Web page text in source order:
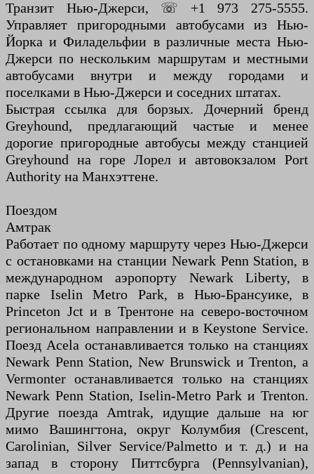
Транзит Нью-Джерси, ☏ +1 973 275-5555.
Управляет пригородными автобусами из Нью-
Йорка и Филадельфии в различные места Нью-
Джерси по нескольким маршрутам и местными
автобусами внутри и между городами и
поселками в Нью-Джерси и соседних штатах.
Быстрая ссылка для борзых. Дочерний бренд
Greyhound, предлагающий частые и менее
дорогие пригородные автобусы между станцией
Greyhound на горе Лорел и автовокзалом Port
Authority на Манхэттене.
Поездом
Амтрак
Работает по одному маршруту через Нью-Джерси
с остановками на станции Newark Penn Station, в
международном аэропорту Newark Liberty, в
парке Iselin Metro Park, в Нью-Брансуике, в
Princeton Jct и в Трентоне на северо-восточном
региональном направлении и в Keystone Service.
Поезд Acela останавливается только на станциях
Newark Penn Station, New Brunswick и Trenton, а
Vermonter останавливается только на станциях
Newark Penn Station, Iselin-Metro Park и Trenton.
Другие поезда Amtrak, идущие дальше на юг
мимо Вашингтона, округ Колумбия (Crescent,
Carolinian, Silver Service/Palmetto и т. д.) и на
запад в сторону Питтсбурга (Pennsylvanian),